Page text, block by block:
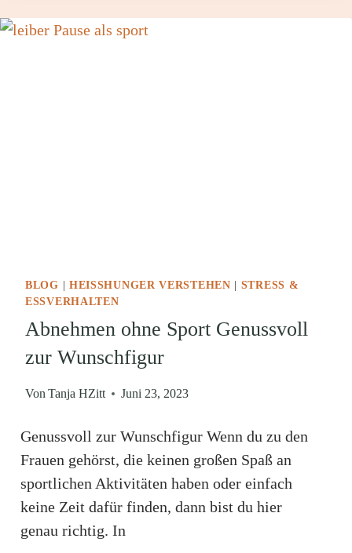
BLOG HEISSHUNGER VERSTEHEN
STRESS &
ESSVERHALTEN
Abnehmen ohne Sport Genussvoll
zur Wunschfigur
Von Tanja HZitt Juni 23, 2023
Genussvoll zur Wunschfigur Wenn du zu den
Frauen gehörst, die keinen großen Spaß an
sportlichen Aktivitäten haben oder einfach
keine Zeit dafür finden, dann bist du hier
genau richtig. In